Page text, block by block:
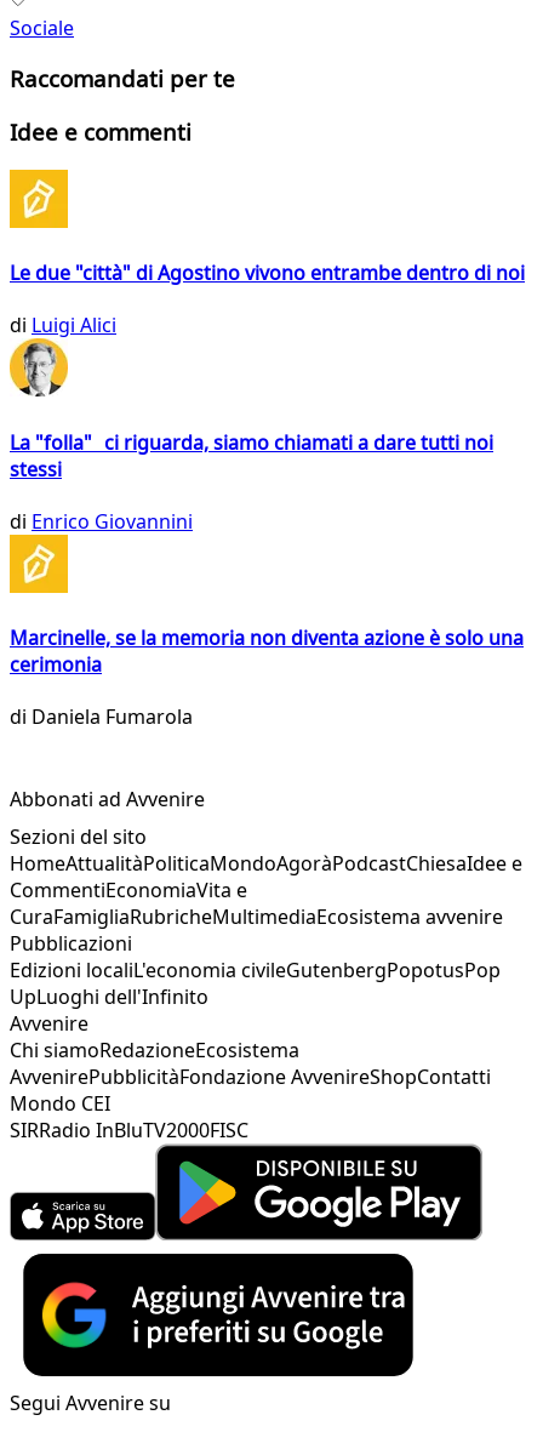
Sociale
Raccomandati per te
Idee e commenti
Le due "città" di Agostino vivono entrambe dentro di noi
di Luigi Alici
La "folla" ci riguarda, siamo chiamati a dare tutti noi
stessi
di Enrico Giovannini
Marcinelle, se la memoria non diventa azione è solo una
cerimonia
di Daniela Fumarola
Abbonati ad Avvenire
Sezioni del sito
HomeAttualitàPoliticaMondoAgoràPodcastChiesaIdee e
CommentiEconomiaVita e
CuraFamigliaRubricheMultimediaEcosistema avvenire
Pubblicazioni
Edizioni localiL'economia civileGutenbergPopotusPop
UpLuoghi dell'Infinito
Avvenire
Chi siamoRedazioneEcosistema
AvvenirePubblicitàFondazione AvvenireShopContatti
Mondo CEI
SIRRadio InBluTV2000FISC
Segui Avvenire su